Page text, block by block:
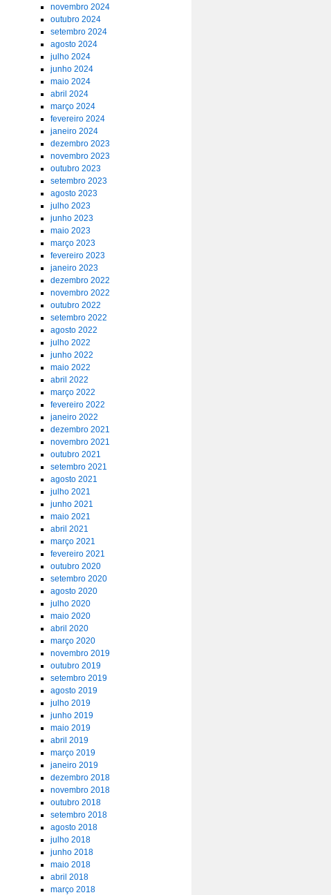
novembro 2024
outubro 2024
setembro 2024
agosto 2024
julho 2024
junho 2024
maio 2024
abril 2024
março 2024
fevereiro 2024
janeiro 2024
dezembro 2023
novembro 2023
outubro 2023
setembro 2023
agosto 2023
julho 2023
junho 2023
maio 2023
março 2023
fevereiro 2023
janeiro 2023
dezembro 2022
novembro 2022
outubro 2022
setembro 2022
agosto 2022
julho 2022
junho 2022
maio 2022
abril 2022
março 2022
fevereiro 2022
janeiro 2022
dezembro 2021
novembro 2021
outubro 2021
setembro 2021
agosto 2021
julho 2021
junho 2021
maio 2021
abril 2021
março 2021
fevereiro 2021
outubro 2020
setembro 2020
agosto 2020
julho 2020
maio 2020
abril 2020
março 2020
novembro 2019
outubro 2019
setembro 2019
agosto 2019
julho 2019
junho 2019
maio 2019
abril 2019
março 2019
janeiro 2019
dezembro 2018
novembro 2018
outubro 2018
setembro 2018
agosto 2018
julho 2018
junho 2018
maio 2018
abril 2018
março 2018